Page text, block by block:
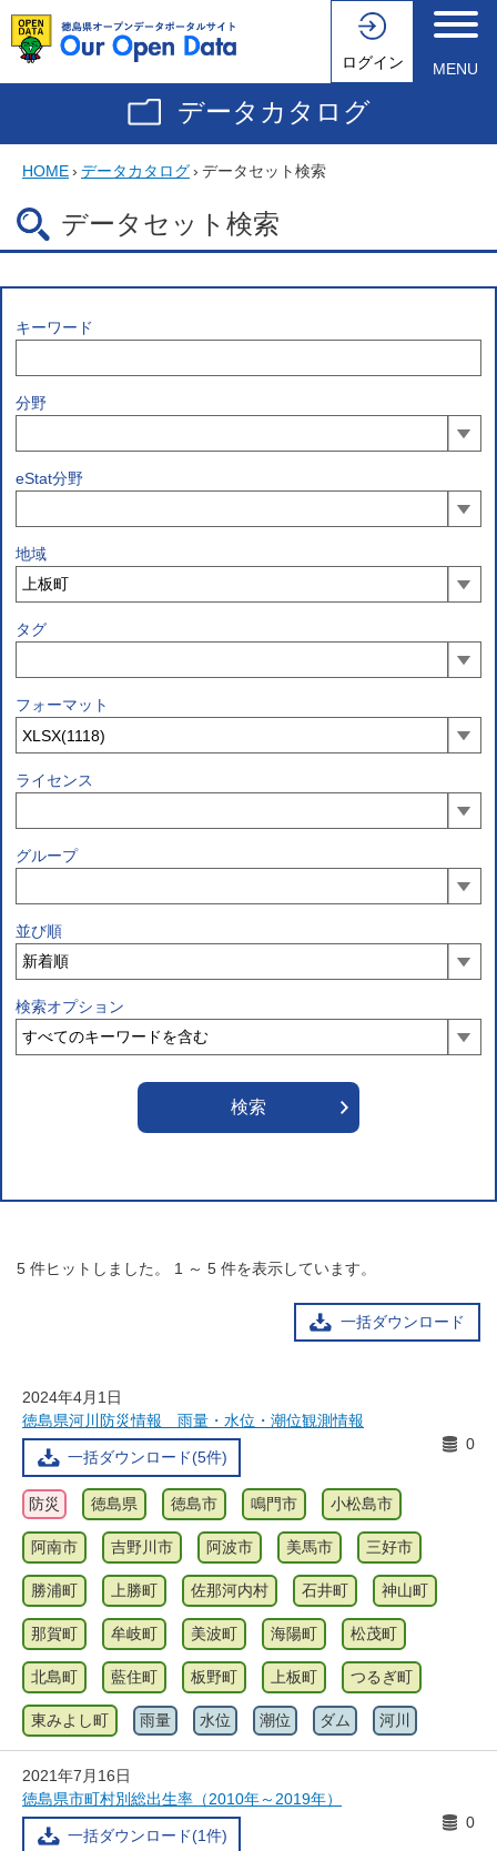
ログイン MENU
データカタログ
HOME› データカタログ› データセット検索
データセット検索
キーワード
分野
eStat分野
地域
タグ
フォーマット
ライセンス
グループ
並び順
検索オプション
5 件ヒットしました。 1 ～ 5 件を表示しています。
一括ダウンロード
2024年4月1日
徳島県河川防災情報 雨量・水位・潮位観測情報
一括ダウンロード(5件)
0
防災 徳島県 徳島市 鳴門市 小松島市
阿南市 吉野川市 阿波市 美馬市 三好市
勝浦町 上勝町 佐那河内村 石井町 神山町
那賀町 牟岐町 美波町 海陽町 松茂町
北島町 藍住町 板野町 上板町 つるぎ町
東みよし町 雨量 水位 潮位 ダム 河川
2021年7月16日
徳島県市町村別総出生率（2010年～2019年）
一括ダウンロード(1件)
0